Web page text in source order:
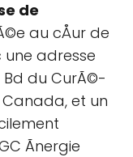
de
au cÅur de
une adresse
Bd du CurÃ©-
Canada, et un
Ãnergie